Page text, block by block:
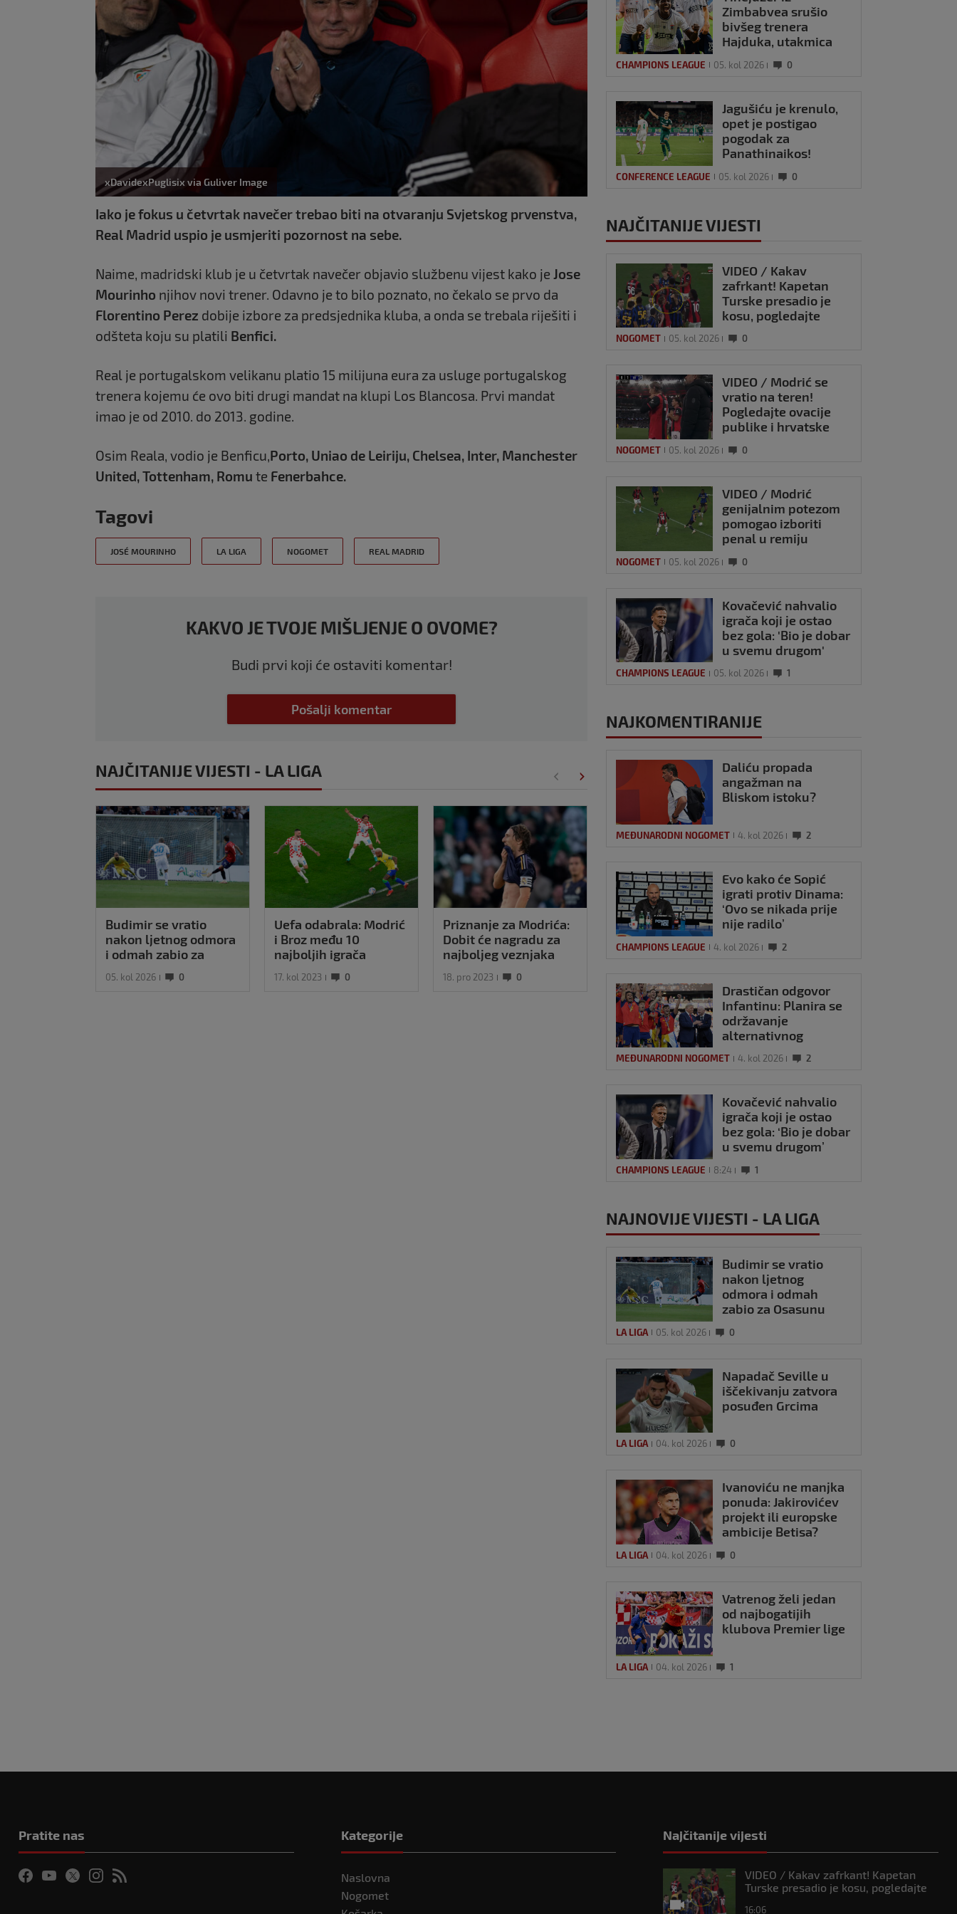
xDavidexPuglisix via Guliver Image
Iako je fokus u četvrtak navečer trebao biti na otvaranju Svjetskog prvenstva,
Real Madrid uspio je usmjeriti pozornost na sebe.
Naime, madridski klub je u četvrtak navečer objavio službenu vijest kako je Jose
Mourinho njihov novi trener. Odavno je to bilo poznato, no čekalo se prvo da
Florentino Perez dobije izbore za predsjednika kluba, a onda se trebala riješiti i
odšteta koju su platili Benfici.
Real je portugalskom velikanu platio 15 milijuna eura za usluge portugalskog
trenera kojemu će ovo biti drugi mandat na klupi Los Blancosa. Prvi mandat
imao je od 2010. do 2013. godine.
Osim Reala, vodio je Benficu,Porto, Uniao de Leiriju, Chelsea, Inter, Manchester
United, Tottenham, Romu te Fenerbahce.
Tagovi
JOSÉ MOURINHO LA LIGA NOGOMET REAL MADRID
KAKVO JE TVOJE MIŠLJENJE O OVOME?
Budi prvi koji će ostaviti komentar!
Pošalji komentar
NAJČITANIJE VIJESTI - LA LIGA
Budimir se vratio
nakon ljetnog odmora
i odmah zabio za
05. kol 2026 0
Uefa odabrala: Modrić
i Broz među 10
najboljih igrača
17. kol 2023 0
Priznanje za Modrića:
Dobit će nagradu za
najboljeg veznjaka
18. pro 2023 0
Real se pobjedom
približio Barceloni,
Mbappe zaradio
starta
Zimbabvea srušio
bivšeg trenera
Hajduka, utakmica
prometnog kaosa
CHAMPIONS LEAGUE 05. kol 2026 0
Jagušiću je krenulo,
opet je postigao
pogodak za
Panathinaikos!
CONFERENCE LEAGUE 05. kol 2026 0
NAJČITANIJE VIJESTI
VIDEO / Kakav
zafrkant! Kapetan
Turske presadio je
kosu, pogledajte
našalio s njim
NOGOMET 05. kol 2026 0
VIDEO / Modrić se
vratio na teren!
Pogledajte ovacije
publike i hrvatske
NOGOMET 05. kol 2026 0
VIDEO / Modrić
genijalnim potezom
pomogao izboriti
penal u remiju
NOGOMET 05. kol 2026 0
Kovačević nahvalio
igrača koji je ostao
bez gola: 'Bio je dobar
u svemu drugom'
CHAMPIONS LEAGUE 05. kol 2026 1
NAJKOMENTIRANIJE
Daliću propada
angažman na
Bliskom istoku?
MEĐUNARODNI NOGOMET 4. kol 2026 2
Evo kako će Sopić
igrati protiv Dinama:
‘Ovo se nikada prije
nije radilo’
CHAMPIONS LEAGUE 4. kol 2026 2
Drastičan odgovor
Infantinu: Planira se
održavanje
alternativnog
MEĐUNARODNI NOGOMET 4. kol 2026 2
Kovačević nahvalio
igrača koji je ostao
bez gola: ‘Bio je dobar
u svemu drugom’
CHAMPIONS LEAGUE 8:24 1
NAJNOVIJE VIJESTI - LA LIGA
Budimir se vratio
nakon ljetnog
odmora i odmah
zabio za Osasunu
LA LIGA 05. kol 2026 0
Napadač Seville u
iščekivanju zatvora
posuđen Grcima
LA LIGA 04. kol 2026 0
Ivanoviću ne manjka
ponuda: Jakirovićev
projekt ili europske
ambicije Betisa?
LA LIGA 04. kol 2026 0
Vatrenog želi jedan
od najbogatijih
klubova Premier lige
LA LIGA 04. kol 2026 1
Pratite nas Kategorije
Naslovna
Nogomet
Najčitanije vijesti
VIDEO / Kakav zafrkant! Kapetan
Turske presadio je kosu, pogledajte
16:06